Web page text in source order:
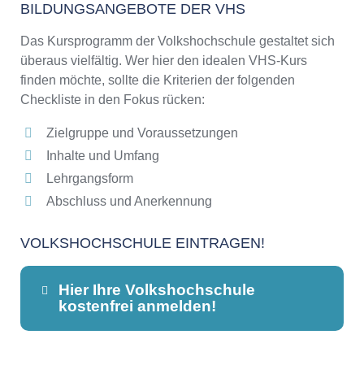
BILDUNGSANGEBOTE DER VHS
Das Kursprogramm der Volkshochschule gestaltet sich
überaus vielfältig. Wer hier den idealen VHS-Kurs
finden möchte, sollte die Kriterien der folgenden
Checkliste in den Fokus rücken:
Zielgruppe und Voraussetzungen
Inhalte und Umfang
Lehrgangsform
Abschluss und Anerkennung
VOLKSHOCHSCHULE EINTRAGEN!
Hier Ihre Volkshochschule
kostenfrei anmelden!